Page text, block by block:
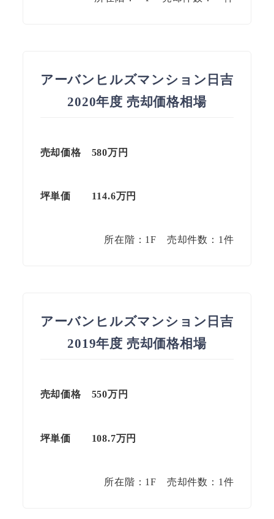
アーバンヒルズマンション日吉
2020年度 売却価格相場
売却価格 580万円
坪単価 114.6万円
所在階：1F 売却件数：1件
アーバンヒルズマンション日吉
2019年度 売却価格相場
売却価格 550万円
坪単価 108.7万円
所在階：1F 売却件数：1件